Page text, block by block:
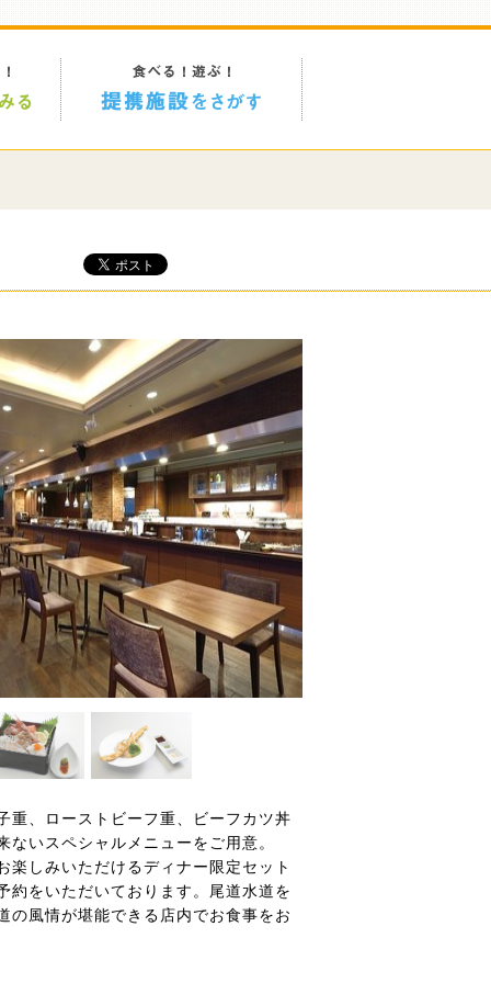
重、ローストビーフ重、ビーフカツ丼
いスペシャルメニューをご用意。
楽しみいただけるディナー限定セット
約をいただいております。尾道水道を
の風情が堪能できる店内でお食事をお